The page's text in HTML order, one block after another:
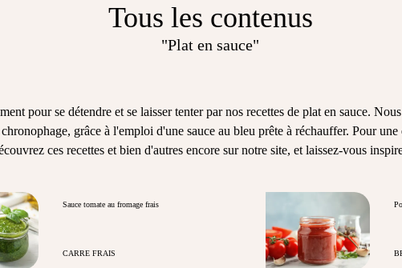
Tous les contenus
"Plat en sauce"
pour se détendre et se laisser tenter par nos recettes de plat en sauce.
grâce à l'emploi d'une sauce au bleu prête à réchauffer. Pour
ces recettes et bien d'autres encore sur notre site, et laissez-vous
Sauce tomate au fromage frais
CARRE FRAIS